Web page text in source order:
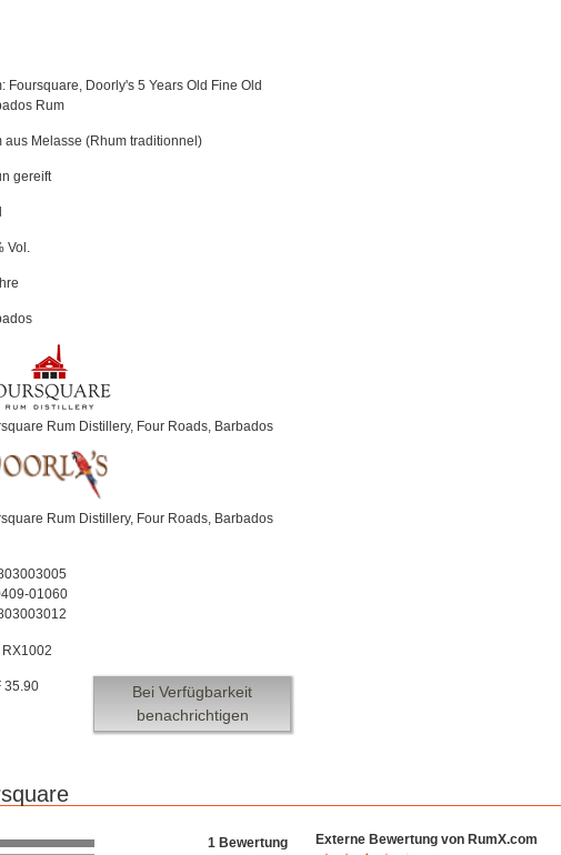
Foursquare, Doorly's 5 Years Old Fine Old
Rum
aus Melasse (Rhum traditionnel)
gereift
Vol.
Rum Distillery, Four Roads, Barbados
Rum Distillery, Four Roads, Barbados
01060
RX1002
35.90
Bei Verfügbarkeit
benachrichtigen
1 Bewertung Bewertung 10
Externe Bewertung von RumX.com